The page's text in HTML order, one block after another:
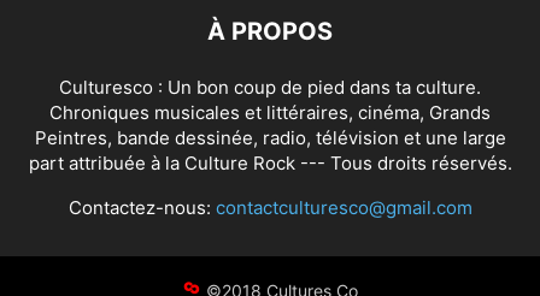
À PROPOS
Culturesco : Un bon coup de pied dans ta culture.
Chroniques musicales et littéraires, cinéma, Grands
Peintres, bande dessinée, radio, télévision et une large
part attribuée à la Culture Rock --- Tous droits réservés.
Contactez-nous: contactculturesco@gmail.com
©2018 Cultures Co